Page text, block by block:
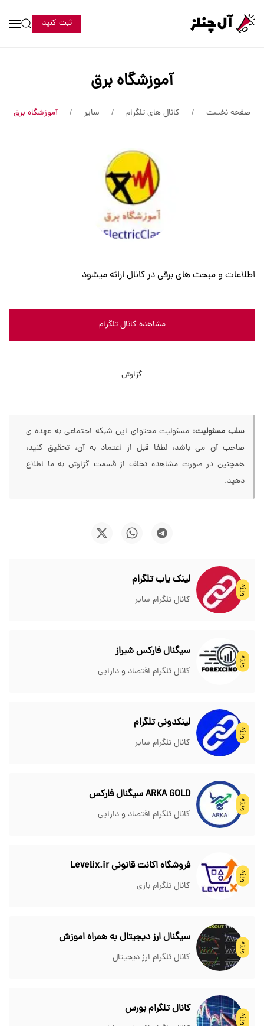
ثبت کنید
آموزشگاه برق
صفحه نخست کانال های تلگرام سایر آموزشگاه برق
اطلاعات و مبحث های برقی در کانال ارائه میشود
مشاهده کانال تلگرام
گزارش
سلب مسئولیت: مسئولیت محتوای این شبکه اجتماعی به عهده ی
صاحب آن می باشد، لطفا قبل از اعتماد به آن، تحقیق کنید،
همچنین در صورت مشاهده تخلف از قسمت گزارش به ما اطلاع
دهید.
ویژه
لینک یاب تلگرام
کانال تلگرام سایر
ویژه
سیگنال فارکس شیراز
کانال تلگرام اقتصاد و دارایی
ویژه
لینکدونی تلگرام
کانال تلگرام سایر
ویژه
ARKA GOLD سیگنال فارکس
کانال تلگرام اقتصاد و دارایی
ویژه
فروشگاه اکانت قانونی Levelix.ir
کانال تلگرام بازی
ویژه
سیگنال ارز دیجیتال به همراه اموزش
کانال تلگرام ارز دیجیتال
ویژه
کانال تلگرام بورس